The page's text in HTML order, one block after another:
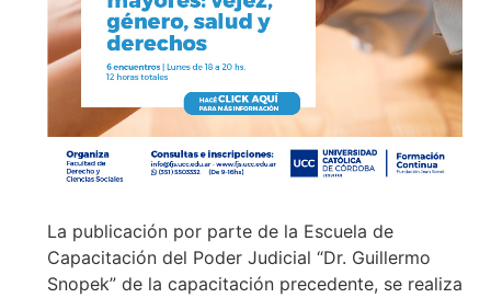
La publicación por parte de la Escuela de
Capacitación del Poder Judicial “Dr. Guillermo
Snopek” de la capacitación precedente, se realiza